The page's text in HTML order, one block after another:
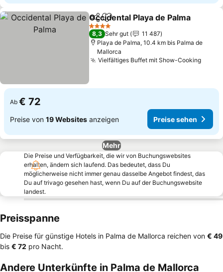
TeilenZu Favoriten hinzufügen
Occidental Playa de Palma
4 Sterne
8,3 Sehr gut
11 487
Playa de Palma, 10.4 km bis Palma de
Mallorca
Vielfältiges Buffet mit Show-Cooking
Ab € 72
Preise von 19 Websites anzeigen Preise sehen
Mehr
Die Preise und Verfügbarkeit, die wir von Buchungswebsites
erhalten, ändern sich laufend. Das bedeutet, dass Du
möglicherweise nicht immer genau dasselbe Angebot findest, das
Du auf trivago gesehen hast, wenn Du auf der Buchungswebsite
landest.
Preisspanne
Die Preise für günstige Hotels in Palma de Mallorca reichen von ‎€ 49
bis ‎€ 72 pro Nacht.
Andere Unterkünfte in Palma de Mallorca